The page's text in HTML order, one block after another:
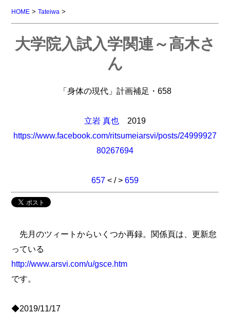
HOME >Tateiwa >
大学院入試入学関連～高木さ
ん
「身体の現代」計画補足・658
立岩 真也 2019
https://www.facebook.com/ritsumeiarsvi/posts/24999927
80267694
657 < / > 659
先月のツィートからいくつか再録。関係頁は、更新怠
っている
http://www.arsvi.com/u/gsce.htm
です。
◆2019/11/17